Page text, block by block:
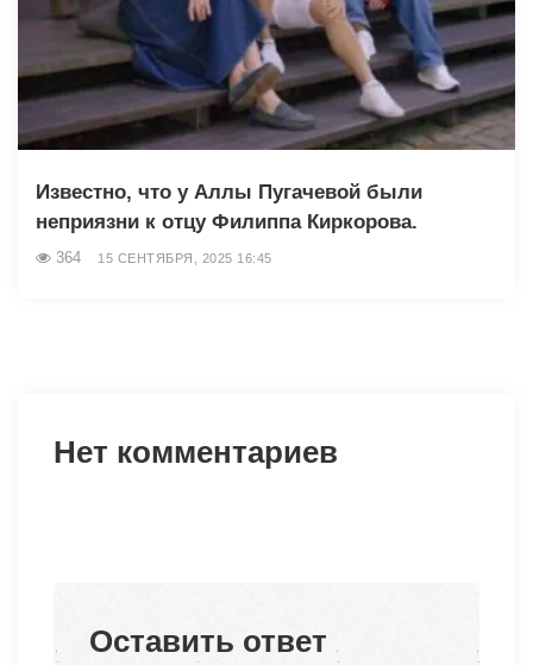
Известно, что у Аллы Пугачевой были
неприязни к отцу Филиппа Киркорова.
364 15 СЕНТЯБРЯ, 2025 16:45
Нет комментариев
Оставить ответ